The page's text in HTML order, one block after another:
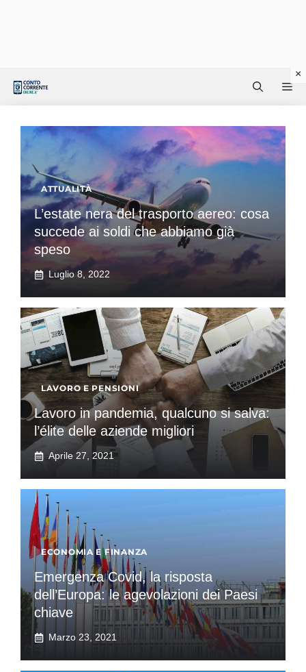
ATTUALITÀ
L’estate nera del trasporto aereo: cosa
succede ai soldi che abbiamo già
speso
Luglio 8, 2022
LAVORO E PENSIONI
Lavoro in pandemia, qualcuno si salva:
l’élite delle aziende migliori
Aprile 27, 2021
ECONOMIA E FINANZA
Emergenza Covid, la risposta
dell’Europa: le agevolazioni dei Paesi
chiave
Marzo 23, 2021